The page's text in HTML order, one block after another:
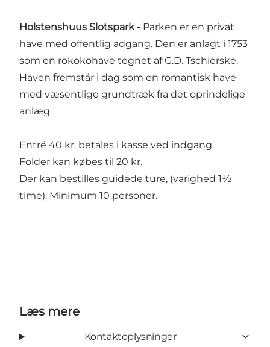
Holstenshuus Slotspark - Parken er en privat
have med offentlig adgang. Den er anlagt i 1753
som en rokokohave tegnet af G.D. Tschierske.
Haven fremstår i dag som en romantisk have
med væsentlige grundtræk fra det oprindelige
anlæg.
Entré 40 kr. betales i kasse ved indgang.
Folder kan købes til 20 kr.
Der kan bestilles guidede ture, (varighed 1½
time). Minimum 10 personer.
Læs mere
Kontaktoplysninger